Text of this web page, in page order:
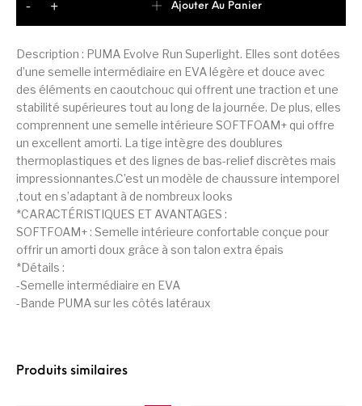
Description : PUMA Evolve Run Superlight. Elles sont dotées
d’une semelle intermédiaire en EVA légère et douce avec
des éléments en caoutchouc qui offrent une traction et une
stabilité supérieures tout au long de la journée. De plus, elles
comprennent une semelle intérieure SOFTFOAM+ qui offre
un excellent amorti. La tige intègre des doublures
thermoplastiques et des lignes de bas-relief discrètes mais
impressionnantes.C’est un modèle de chaussure intemporel
,tout en s’adaptant à de nombreux looks
*CARACTÉRISTIQUES ET AVANTAGES :
SOFTFOAM+ : Semelle intérieure confortable conçue pour
offrir un amorti doux grâce à son talon extra épais
*Détails :
-Semelle intermédiaire en EVA
-Bande PUMA sur les côtés latéraux
-
+
Ajouter Au Panier
Produits similaires